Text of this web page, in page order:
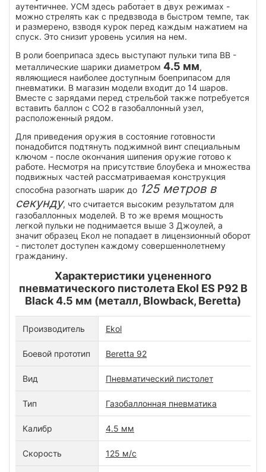
аутентичнее. УСМ здесь работает в двух режимах -
можно стрелять как с предвзвода в быстром темпе, так
и размерено, взводя курок перед каждым нажатием на
спуск. Это снизит уровень усилия на нем.
В роли боеприпаса здесь выступают пульки типа ВВ -
металлические шарики диаметром 4.5 мм,
являющиеся наиболее доступным боеприпасом для
пневматики. В магазин модели входит до 14 шаров.
Вместе с зарядами перед стрельбой также потребуется
вставить баллон с СО2 в газобаллонный узел,
расположенный рядом.
Для приведения оружия в состояние готовности
понадобится подтянуть поджимной винт специальным
ключом - после окончания шипения оружие готово к
работе. Несмотря на присутствие блоубека и множества
подвижных частей рассматриваемая конструкция
способна разогнать шарик до 125 метров в
секунду, что считается высоким результатом для
газобаллонных моделей. В то же время мощность
легкой пульки не поднимается выше 3 Джоулей, а
значит образец Екол не попадает в лицензионный оборот
- пистолет доступен каждому совершеннолетнему
гражданину.
Характеристики уцененного
пневматического пистолета Ekol ES P92 B
Black 4.5 мм (металл, Blowback, Beretta)
Производитель Ekol
Боевой прототип Beretta 92
Вид Пневматический пистолет
Тип Газобаллонная пневматика
Калибр 4.5 мм
Скорость 125 м/с